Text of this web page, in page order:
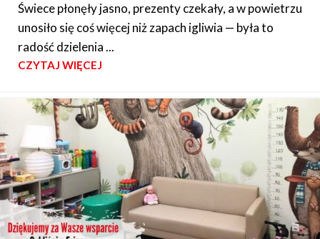
Świece płonęły jasno, prezenty czekały, a w powietrzu
unosiło się coś więcej niż zapach igliwia — była to
radość dzielenia ...
CZYTAJ WIĘCEJ